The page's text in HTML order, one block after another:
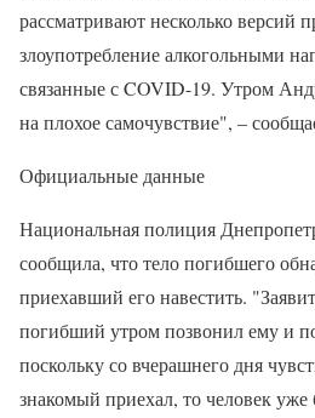
рассматривают несколько версий
злоупотребление алкогольными
связанные с COVID-19. Утром
на плохое самочувствие", –
Официальные данные
Национальная полиция
сообщила, что тело погибшего
приехавший его навестить.
погибший утром позвонил ему и
поскольку со вчерашнего дня
знакомый приехал, то человек